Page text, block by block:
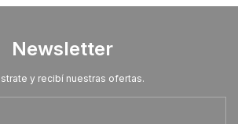
Newsletter
y recibí nuestras ofertas.